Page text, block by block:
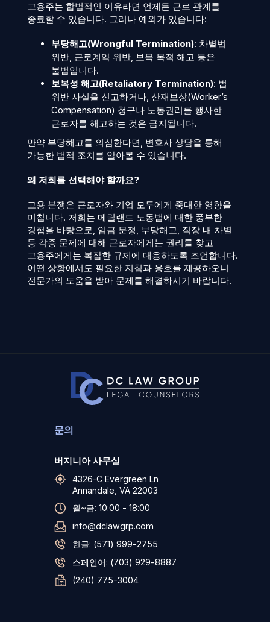
고용주는 합법적인 이유라면 언제든 근로 관계를
종료할 수 있습니다. 그러나 예외가 있습니다:
부당해고(Wrongful Termination): 차별법
위반, 근로계약 위반, 보복 목적 해고 등은
불법입니다.
보복성 해고(Retaliatory Termination): 법
위반 사실을 신고하거나, 산재보상(Worker’s
Compensation) 청구나 노동권리를 행사한
근로자를 해고하는 것은 금지됩니다.
만약 부당해고를 의심한다면, 변호사 상담을 통해
가능한 법적 조치를 알아볼 수 있습니다.
왜 저희를 선택해야 할까요?
고용 분쟁은 근로자와 기업 모두에게 중대한 영향을
미칩니다. 저희는 메릴랜드 노동법에 대한 풍부한
경험을 바탕으로, 임금 분쟁, 부당해고, 직장 내 차별
등 각종 문제에 대해 근로자에게는 권리를 찾고
고용주에게는 복잡한 규제에 대응하도록 조언합니다.
어떤 상황에서도 필요한 지침과 옹호를 제공하오니
전문가의 도움을 받아 문제를 해결하시기 바랍니다.
문의
버지니아 사무실
4326-C Evergreen Ln
Annandale, VA 22003
월~금: 10:00 - 18:00
info@dclawgrp.com
한글: (571) 999-2755
스페인어: (703) 929-8887
(240) 775-3004